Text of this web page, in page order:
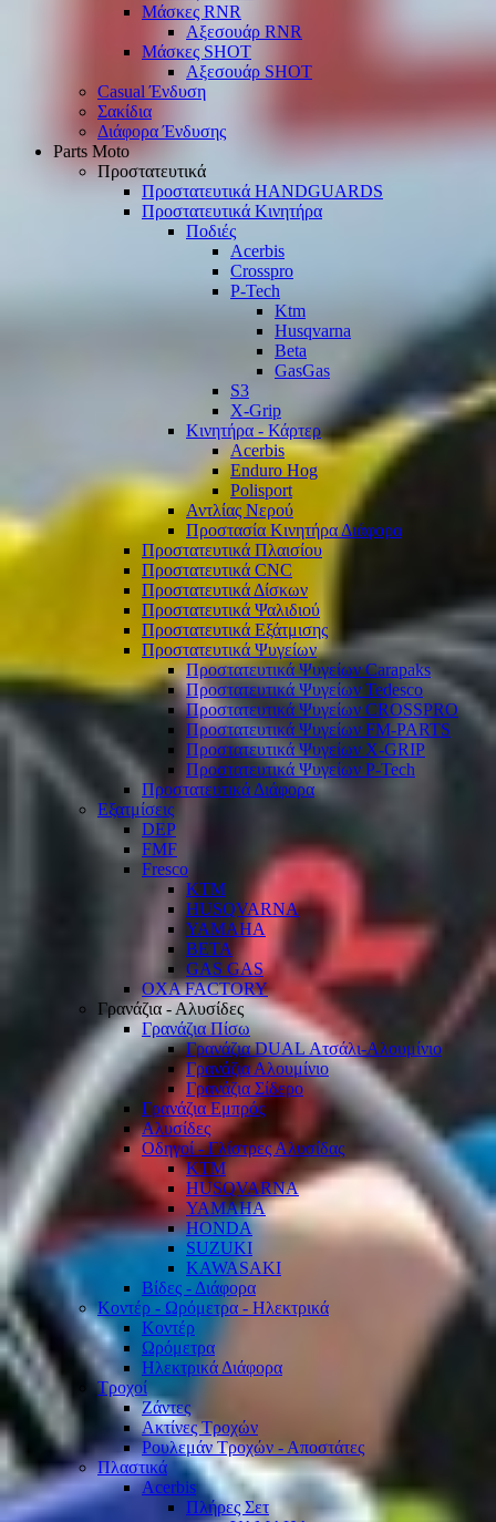
Μάσκες RNR
Αξεσουάρ RNR
Μάσκες SHOT
Αξεσουάρ SHOT
Casual Ένδυση
Σακίδια
Διάφορα Ένδυσης
Parts Moto
Προστατευτικά
Προστατευτικά HANDGUARDS
Προστατευτικά Κινητήρα
Ποδιές
Acerbis
Crosspro
P-Tech
Ktm
Husqvarna
Beta
GasGas
S3
X-Grip
Κινητήρα - Κάρτερ
Acerbis
Enduro Hog
Polisport
Αντλίας Νερού
Προστασία Κινητήρα Διάφορα
Προστατευτικά Πλαισίου
Προστατευτικά CNC
Προστατευτικά Δίσκων
Προστατευτικά Ψαλιδιού
Προστατευτικά Εξάτμισης
Προστατευτικά Ψυγείων
Προστατευτικά Ψυγείων Carapaks
Προστατευτικά Ψυγείων Tedesco
Προστατευτικά Ψυγείων CROSSPRO
Προστατευτικά Ψυγείων FM-PARTS
Προστατευτικά Ψυγείων X-GRIP
Προστατευτικά Ψυγείων P-Tech
Προστατευτικά Διάφορα
Εξατμίσεις
DEP
FMF
Fresco
KTM
HUSQVARNA
YAMAHA
BETA
GAS GAS
OXA FACTORY
Γρανάζια - Αλυσίδες
Γρανάζια Πίσω
Γρανάζια DUAL Ατσάλι-Αλουμίνιο
Γρανάζια Αλουμίνιο
Γρανάζια Σίδερο
Γρανάζια Εμπρός
Αλυσίδες
Οδηγοί - Γλίστρες Αλυσίδας
KTM
HUSQVARNA
YAMAHA
HONDA
SUZUKI
KAWASAKI
Βίδες - Διάφορα
Κοντέρ - Ωρόμετρα - Ηλεκτρικά
Κοντέρ
Ωρόμετρα
Ηλεκτρικά Διάφορα
Τροχοί
Ζάντες
Ακτίνες Τροχών
Ρουλεμάν Τροχών - Αποστάτες
Πλαστικά
Acerbis
Πλήρες Σετ